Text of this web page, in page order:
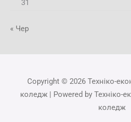
31
« Чер
Copyright © 2026 Техніко-
коледж | Powered by Техніко-
коледж